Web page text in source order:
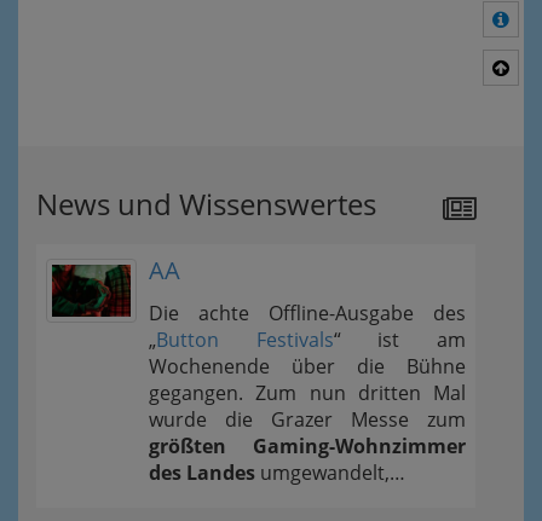
News und Wissenswertes
AA
Die achte Offline-Ausgabe des
„Button Festivals“ ist am
Wochenende über die Bühne
gegangen. Zum nun dritten Mal
wurde die Grazer Messe zum
größten Gaming-Wohnzimmer
des Landes umgewandelt,…